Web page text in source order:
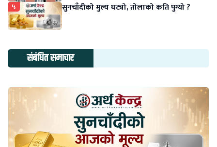
५ सुनचाँदीको मुल्य घट्यो, तोलाको कति पुग्यो ?
संबंधित समाचार